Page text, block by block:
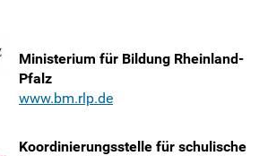
Ministerium für Bildung Rheinland-
Pfalz
www.bm.rlp.de
Koordinierungsstelle für schulische